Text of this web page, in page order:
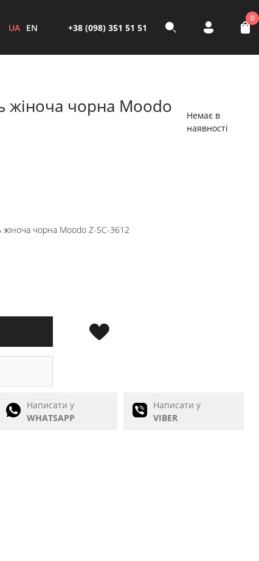
UA EN +38 (098) 351 51 51
0
жіноча чорна Moodo
Немає в
наявності
жіноча чорна Moodo Z-SC-3612
Написати у
WHATSAPP
Написати у
VIBER